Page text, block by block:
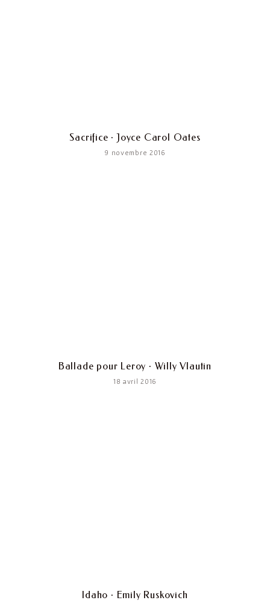
Sacrifice · Joyce Carol Oates
9 novembre 2016
Ballade pour Leroy · Willy Vlautin
18 avril 2016
Idaho · Emily Ruskovich